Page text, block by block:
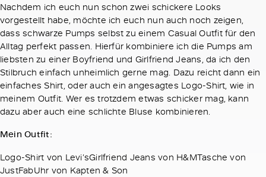
Nachdem ich euch nun schon zwei schickere Looks
vorgestellt habe, möchte ich euch nun auch noch zeigen,
dass schwarze Pumps selbst zu einem Casual Outfit für den
Alltag perfekt passen. Hierfür kombiniere ich die Pumps am
liebsten zu einer Boyfriend und Girlfriend Jeans, da ich den
Stilbruch einfach unheimlich gerne mag. Dazu reicht dann ein
einfaches Shirt, oder auch ein angesagtes Logo-Shirt, wie in
meinem Outfit. Wer es trotzdem etwas schicker mag, kann
dazu aber auch eine schlichte Bluse kombinieren.
Mein Outfit:
Logo-Shirt von Levi’sGirlfriend Jeans von H&MTasche von
JustFabUhr von Kapten & Son